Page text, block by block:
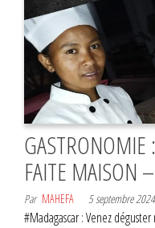
GASTRONOMIE
FAITE MAISON
Par MAHEFA 5 septembre 2024
#Madagascar : Venez